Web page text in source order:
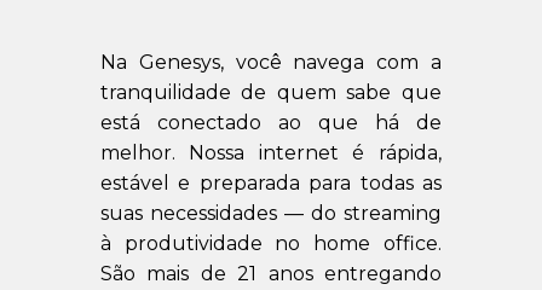
Na Genesys, você navega com a
tranquilidade de quem sabe que
está conectado ao que há de
melhor. Nossa internet é rápida,
estável e preparada para todas as
suas necessidades — do streaming
à produtividade no home office.
São mais de 21 anos entregando